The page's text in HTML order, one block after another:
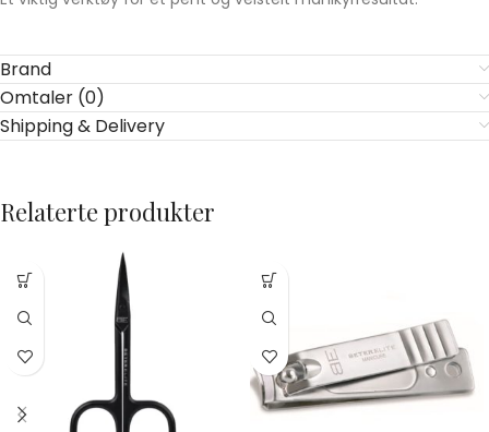
Brand
Omtaler (0)
Shipping & Delivery
Relaterte produkter